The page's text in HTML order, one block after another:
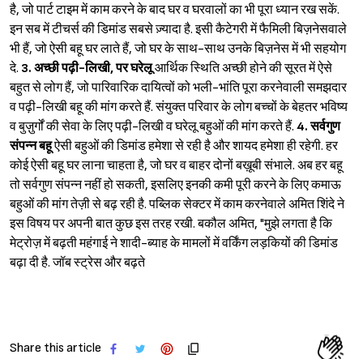
है, जो पार्ट टाइम में काम करने के बाद घर व घरवालों का भी पूरा ध्यान रख सकें.
इन सब में टीचर्स की डिमांड सबसे ज़्यादा है. इसी कैटेगरी में फैमिली बिज़नेसवाले
भी हैं, जो ऐसी बहू घर लाते हैं, जो घर के साथ-साथ उनके बिज़नेस में भी सहयोग
दे. 3. अच्छी पढ़ी-लिखी, पर घरेलूआर्थिक स्थिति अच्छी होने की सूरत में ऐसे
बहुत से लोग हैं, जो पारिवारिक दायित्वों को भली-भांति पूरा करनेवाली समझदार
व पढ़ी-लिखी बहू की मांग करते हैं. संयुक्त परिवार के लोग बच्चों के बेहतर भविष्य
व बुज़ुर्गों की सेवा के लिए पढ़ी-लिखी व घरेलू बहुओं की मांग करते हैं. 4. सर्वगुण
संपन्न बहूऐसी बहुओं की डिमांड हमेशा से रही है और शायद हमेशा ही रहेगी. हर
कोई ऐसी बहू घर लाना चाहता है, जो घर व बाहर दोनों बख़ूबी संभाले. अब हर बहू
तो सर्वगुण संपन्न नहीं हो सकती, इसलिए इनकी कमी पूरी करने के लिए कमाऊ
बहुओं की मांग तेज़ी से बढ़ रही है. पब्लिक सेक्टर में काम करनेवाले अमित शिंदे ने
इस विषय पर अपनी बात कुछ इस तरह रखी. बकौल अमित, "मुझे लगता है कि
मेट्रोज़ में बढ़ती महंगाई ने शादी-ब्याह के मामलों में वर्किंग लड़कियों की डिमांड
बढ़ा दी है. जॉब स्ट्रेस और बढ़ते
Share this article